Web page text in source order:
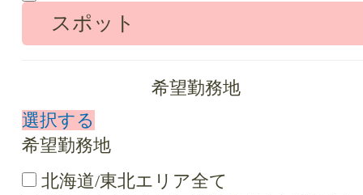
スポット
希望勤務地
選択する
希望勤務地
北海道/東北エリア全て